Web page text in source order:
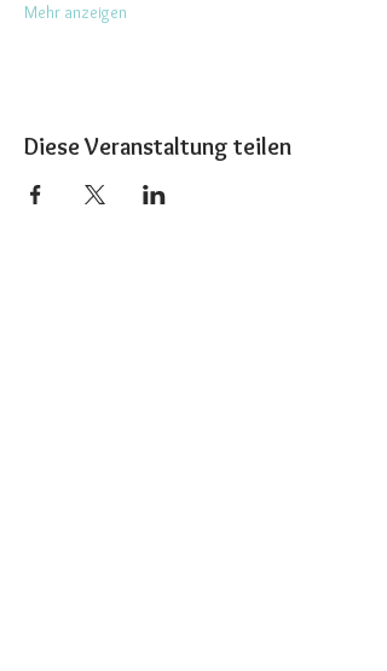
Mehr anzeigen
Diese Veranstaltung teilen